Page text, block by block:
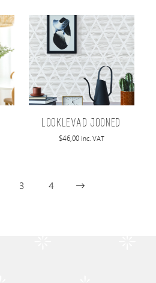
LOOKLEVAD JOONED
$46,00 inc. VAT
3 4